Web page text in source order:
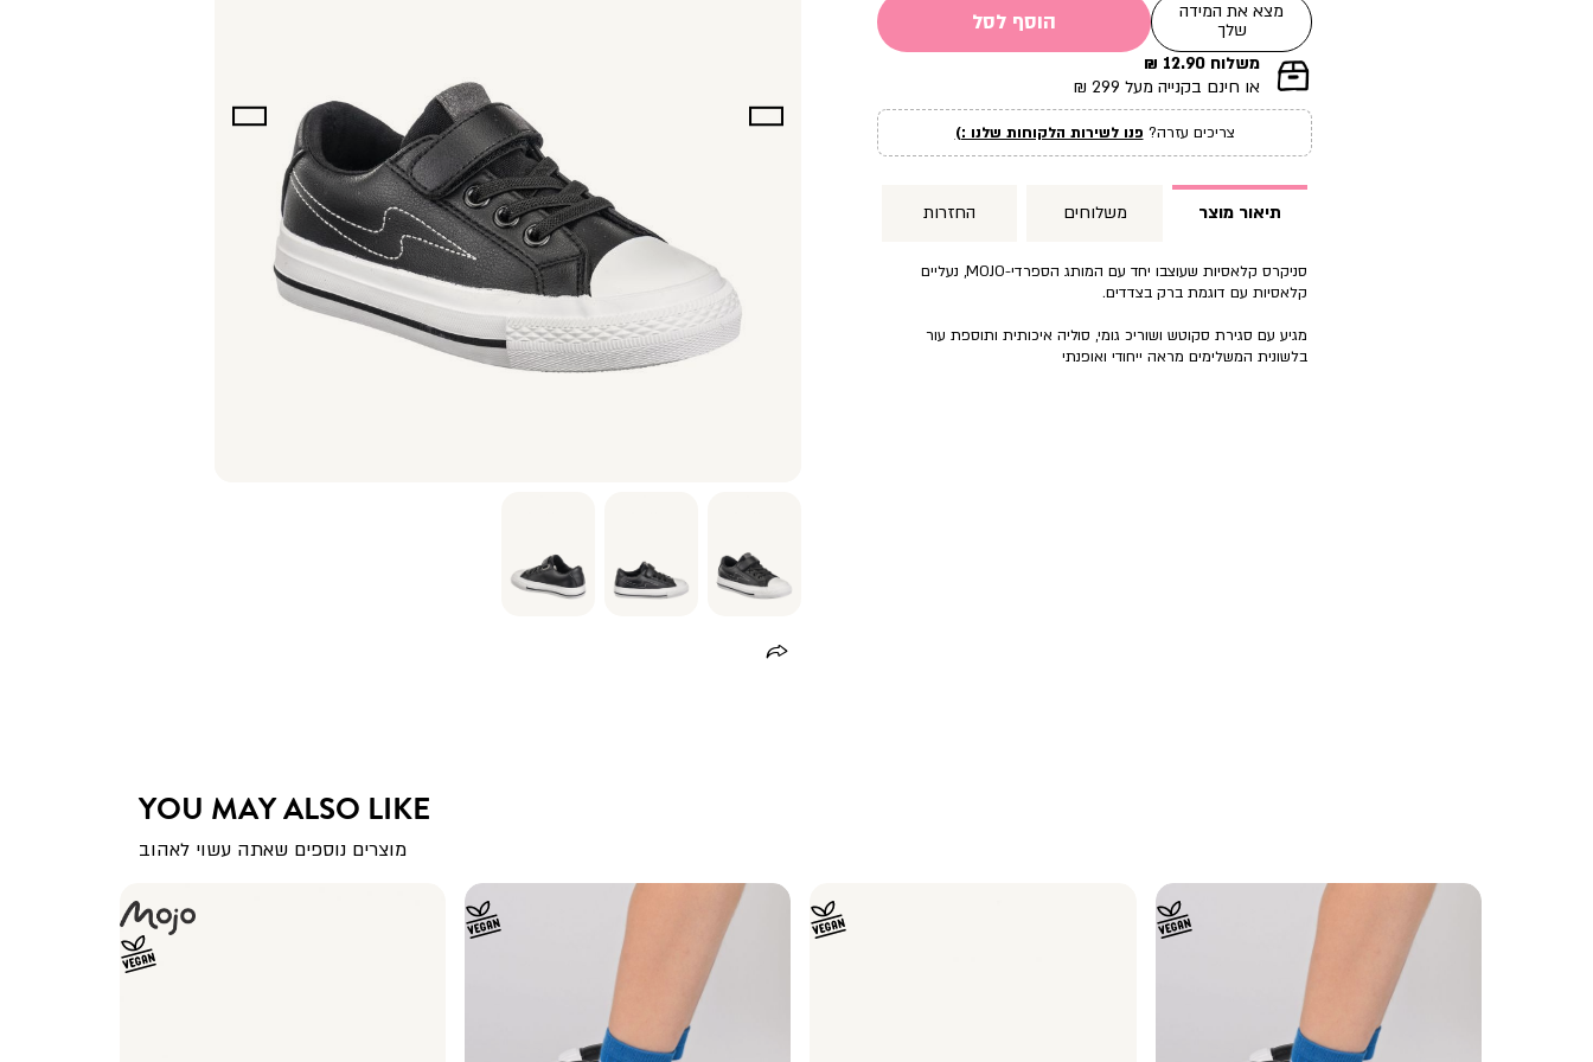
מצא את המידה
שלך
הוסף לסל
|
תומך
עמוד
מוצר
משלוח 12.90 ₪
או חינם בקנייה מעל 299 ₪
צריכים עזרה? פנו לשירות הלקוחות שלנו :)
תיאור מוצר משלוחים החזרות
סניקרס קלאסיות שעוצבו יחד עם המותג הספרדי-MOJO, נעליים
קלאסיות עם דוגמת ברק בצדדים.
מגיע עם סגירת סקוטש ושוריכ גומי, סוליה איכותית ותוספת עור
בלשונית המשלימים מראה ייחודי ואופנתי
YOU MAY ALSO LIKE
מוצרים נוספים שאתה עשוי לאהוב